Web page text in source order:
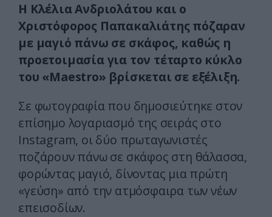
Η Κλέλια Ανδριολάτου και ο
Χριστόφορος Παπακαλιάτης πόζαραν
με μαγιό πάνω σε σκάφος, καθώς η
προετοιμασία για τον τέταρτο κύκλο
του «Maestro» βρίσκεται σε εξέλιξη.
Σε φωτογραφία που δημοσιεύτηκε στον
επίσημο λογαριασμό της σειράς στο
Instagram, οι δύο πρωταγωνιστές
ποζάρουν πάνω σε σκάφος στη θάλασσα,
φορώντας μαγιό, δίνοντας μια πρώτη
«γεύση» από την ατμόσφαιρα των νέων
επεισοδίων.